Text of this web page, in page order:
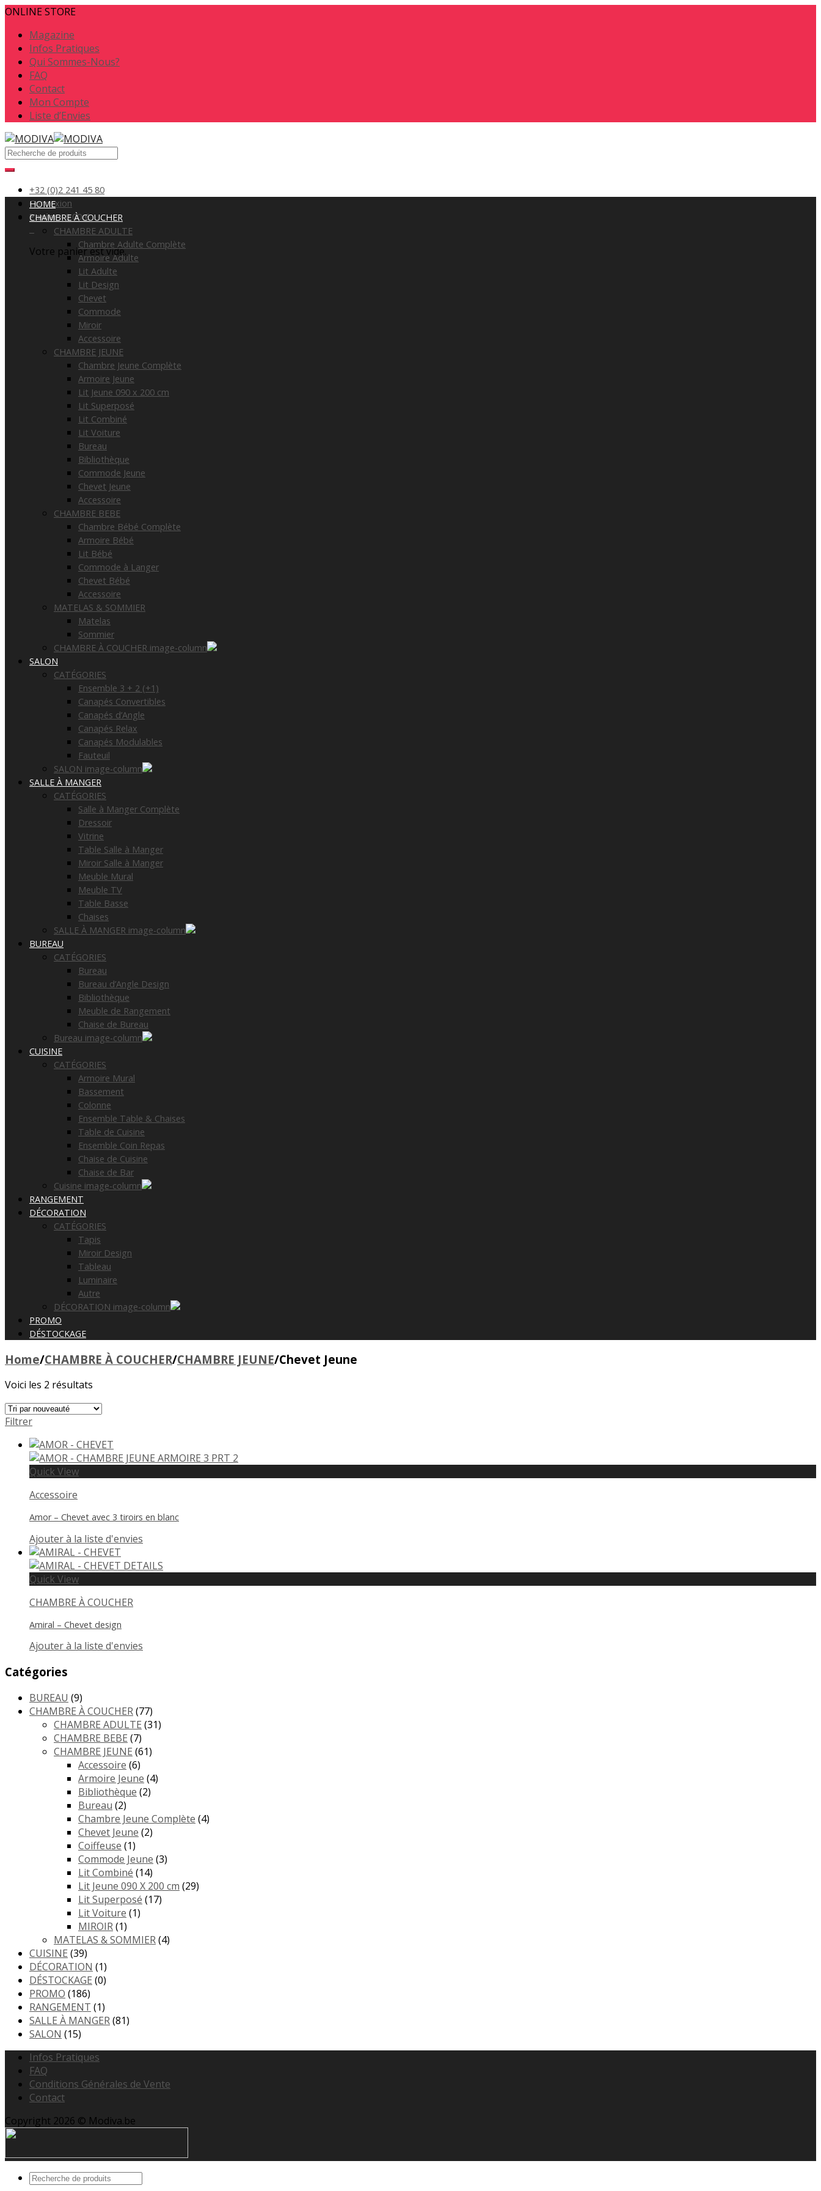
ONLINE STORE
Magazine
Infos Pratiques
Qui Sommes-Nous?
FAQ
Contact
Mon Compte
Liste d’Envies
+32 (0)2 241 45 80
Connexion
Panier /0.00€
Votre panier est vide.
HOME
CHAMBRE À COUCHER
CHAMBRE ADULTE
Chambre Adulte Complète
Armoire Adulte
Lit Adulte
Lit Design
Chevet
Commode
Miroir
Accessoire
CHAMBRE JEUNE
Chambre Jeune Complète
Armoire Jeune
Lit Jeune 090 x 200 cm
Lit Superposé
Lit Combiné
Lit Voiture
Bureau
Bibliothèque
Commode Jeune
Chevet Jeune
Accessoire
CHAMBRE BEBE
Chambre Bébé Complète
Armoire Bébé
Lit Bébé
Commode à Langer
Chevet Bébé
Accessoire
MATELAS & SOMMIER
Matelas
Sommier
CHAMBRE À COUCHER image-column
SALON
CATÉGORIES
Ensemble 3 + 2 (+1)
Canapés Convertibles
Canapés d’Angle
Canapés Relax
Canapés Modulables
Fauteuil
SALON image-column
SALLE À MANGER
CATÉGORIES
Salle à Manger Complète
Dressoir
Vitrine
Table Salle à Manger
Miroir Salle à Manger
Meuble Mural
Meuble TV
Table Basse
Chaises
SALLE À MANGER image-column
BUREAU
CATÉGORIES
Bureau
Bureau d’Angle Design
Bibliothèque
Meuble de Rangement
Chaise de Bureau
Bureau image-column
CUISINE
CATÉGORIES
Armoire Mural
Bassement
Colonne
Ensemble Table & Chaises
Table de Cuisine
Ensemble Coin Repas
Chaise de Cuisine
Chaise de Bar
Cuisine image-column
RANGEMENT
DÉCORATION
CATÉGORIES
Tapis
Miroir Design
Tableau
Luminaire
Autre
DÉCORATION image-column
PROMO
DÉSTOCKAGE
Home/CHAMBRE À COUCHER/CHAMBRE JEUNE/Chevet Jeune
Voici les 2 résultats
Filtrer
Quick View
Accessoire
Amor – Chevet avec 3 tiroirs en blanc
Ajouter à la liste d'envies
Quick View
CHAMBRE À COUCHER
Amiral – Chevet design
Ajouter à la liste d'envies
Catégories
BUREAU (9)
CHAMBRE À COUCHER(77)
CHAMBRE ADULTE (31)
CHAMBRE BEBE (7)
CHAMBRE JEUNE (61)
Accessoire (6)
Armoire Jeune (4)
Bibliothèque (2)
Bureau (2)
Chambre Jeune Complète (4)
Chevet Jeune (2)
Coiffeuse (1)
Commode Jeune (3)
Lit Combiné (14)
Lit Jeune 090 X 200 cm (29)
Lit Superposé (17)
Lit Voiture (1)
MIROIR(1)
MATELAS & SOMMIER(4)
CUISINE (39)
DÉCORATION (1)
DÉSTOCKAGE (0)
PROMO (186)
RANGEMENT (1)
SALLE À MANGER(81)
SALON (15)
Infos Pratiques
FAQ
Conditions Générales de Vente
Contact
Copyright 2026 © Modiva.be